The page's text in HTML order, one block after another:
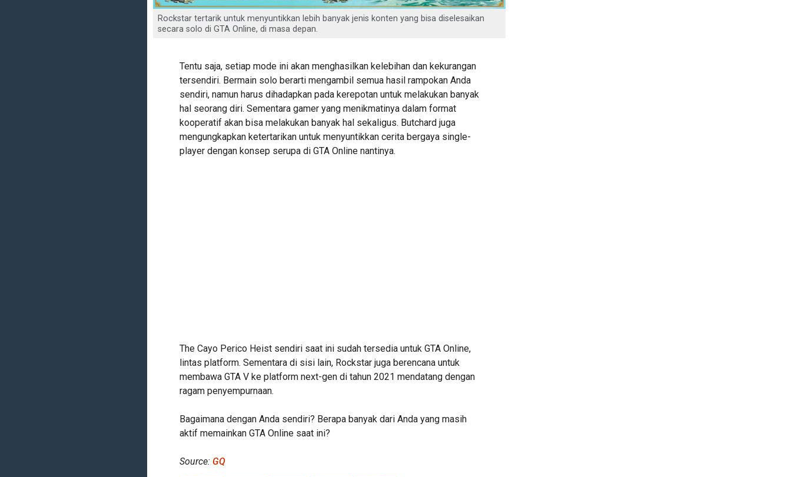
Rockstar tertarik untuk menyuntikkan lebih banyak jenis konten yang bisa diselesaikan
secara solo di GTA Online, di masa depan.
Tentu saja, setiap mode ini akan menghasilkan kelebihan dan kekurangan
tersendiri. Bermain solo berarti mengambil semua hasil rampokan Anda
sendiri, namun harus dihadapkan pada kerepotan untuk melakukan banyak
hal seorang diri. Sementara gamer yang menikmatinya dalam format
kooperatif akan bisa melakukan banyak hal sekaligus. Butchard juga
mengungkapkan ketertarikan untuk menyuntikkan cerita bergaya single-
player dengan konsep serupa di GTA Online nantinya.
The Cayo Perico Heist sendiri saat ini sudah tersedia untuk GTA Online,
lintas platform. Sementara di sisi lain, Rockstar juga berencana untuk
membawa GTA V ke platform next-gen di tahun 2021 mendatang dengan
ragam penyempurnaan.
Bagaimana dengan Anda sendiri? Berapa banyak dari Anda yang masih
aktif memainkan GTA Online saat ini?
Source: GQ